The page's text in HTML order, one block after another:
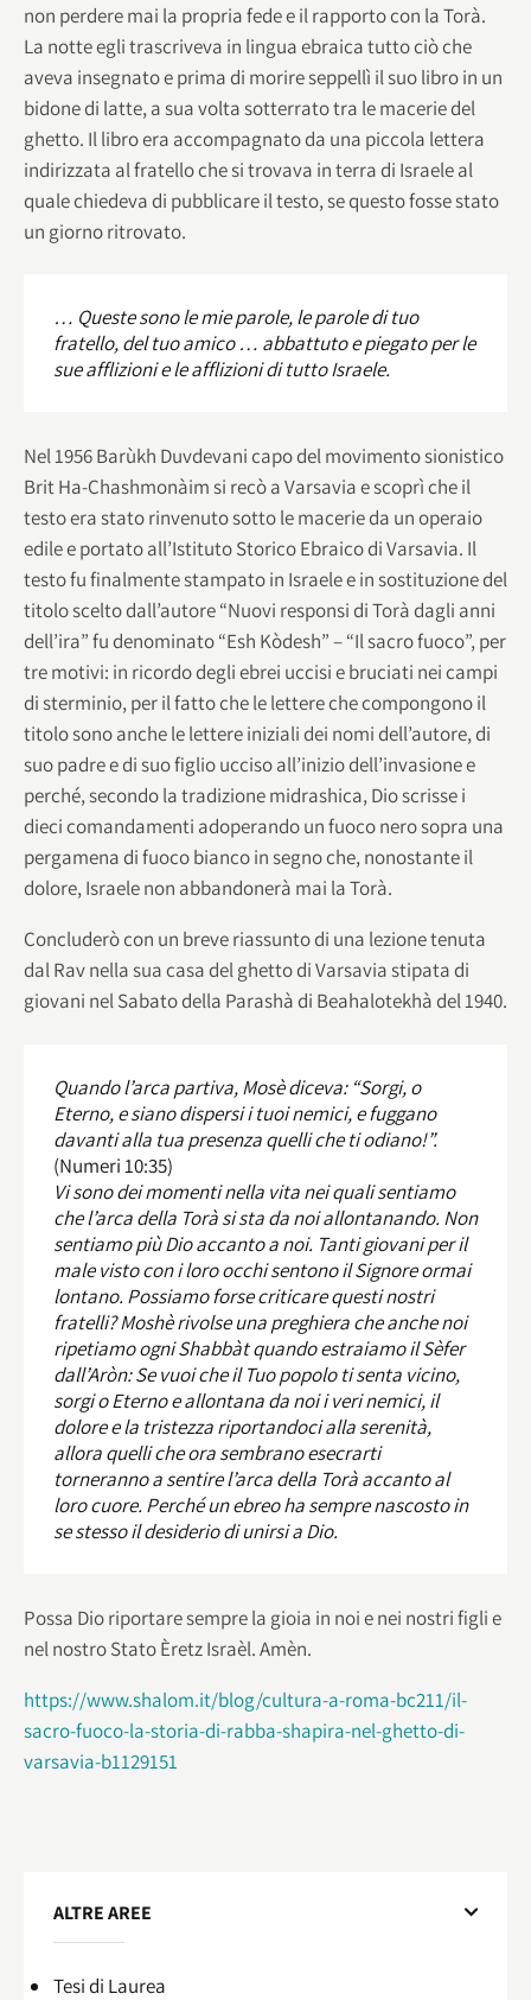
non perdere mai la propria fede e il rapporto con la Torà.
La notte egli trascriveva in lingua ebraica tutto ciò che
aveva insegnato e prima di morire seppellì il suo libro in un
bidone di latte, a sua volta sotterrato tra le macerie del
ghetto. Il libro era accompagnato da una piccola lettera
indirizzata al fratello che si trovava in terra di Israele al
quale chiedeva di pubblicare il testo, se questo fosse stato
un giorno ritrovato.
… Queste sono le mie parole, le parole di tuo
fratello, del tuo amico … abbattuto e piegato per le
sue afflizioni e le afflizioni di tutto Israele.
Nel 1956 Barùkh Duvdevani capo del movimento sionistico
Brit Ha-Chashmonàim si recò a Varsavia e scoprì che il
testo era stato rinvenuto sotto le macerie da un operaio
edile e portato all’Istituto Storico Ebraico di Varsavia. Il
testo fu finalmente stampato in Israele e in sostituzione del
titolo scelto dall’autore “Nuovi responsi di Torà dagli anni
dell’ira” fu denominato “Esh Kòdesh” – “Il sacro fuoco”, per
tre motivi: in ricordo degli ebrei uccisi e bruciati nei campi
di sterminio, per il fatto che le lettere che compongono il
titolo sono anche le lettere iniziali dei nomi dell’autore, di
suo padre e di suo figlio ucciso all’inizio dell’invasione e
perché, secondo la tradizione midrashica, Dio scrisse i
dieci comandamenti adoperando un fuoco nero sopra una
pergamena di fuoco bianco in segno che, nonostante il
dolore, Israele non abbandonerà mai la Torà.
Concluderò con un breve riassunto di una lezione tenuta
dal Rav nella sua casa del ghetto di Varsavia stipata di
giovani nel Sabato della Parashà di Beahalotekhà del 1940.
Quando l’arca partiva, Mosè diceva: “Sorgi, o
Eterno, e siano dispersi i tuoi nemici, e fuggano
davanti alla tua presenza quelli che ti odiano!”.
(Numeri 10:35)
Vi sono dei momenti nella vita nei quali sentiamo
che l’arca della Torà si sta da noi allontanando. Non
sentiamo più Dio accanto a noi. Tanti giovani per il
male visto con i loro occhi sentono il Signore ormai
lontano. Possiamo forse criticare questi nostri
fratelli? Moshè rivolse una preghiera che anche noi
ripetiamo ogni Shabbàt quando estraiamo il Sèfer
dall’Aròn: Se vuoi che il Tuo popolo ti senta vicino,
sorgi o Eterno e allontana da noi i veri nemici, il
dolore e la tristezza riportandoci alla serenità,
allora quelli che ora sembrano esecrarti
torneranno a sentire l’arca della Torà accanto al
loro cuore. Perché un ebreo ha sempre nascosto in
se stesso il desiderio di unirsi a Dio.
Possa Dio riportare sempre la gioia in noi e nei nostri figli e
nel nostro Stato Èretz Israèl. Amèn.
https://www.shalom.it/blog/cultura-a-roma-bc211/il-
sacro-fuoco-la-storia-di-rabba-shapira-nel-ghetto-di-
varsavia-b1129151
ALTRE AREE
Tesi di Laurea